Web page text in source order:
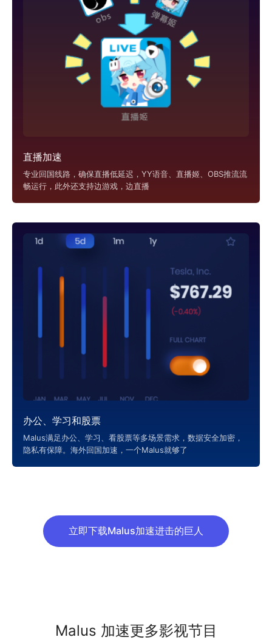
直播加速
专业回国线路，确保直播低延迟，YY语音、直播姬、OBS推流流
畅运行，此外还支持边游戏，边直播
办公、学习和股票
Malus满足办公、学习、看股票等多场景需求，数据安全加密，
隐私有保障。海外回国加速，一个Malus就够了
立即下载Malus加速进击的巨人
Malus 加速更多影视节目